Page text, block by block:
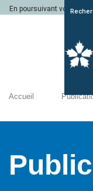
En poursuivant votre
Accueil